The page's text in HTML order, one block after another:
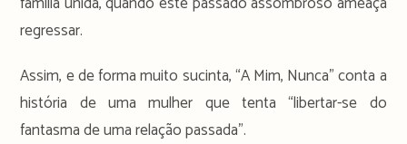
regressar.
Assim, e de forma muito sucinta, “A Mim, Nunca” conta a
história de uma mulher que tenta “libertar-se do
fantasma de uma relação passada”.